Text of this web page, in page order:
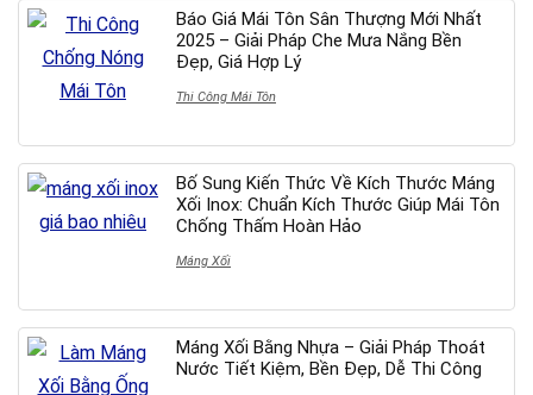
Báo Giá Mái Tôn Sân Thượng Mới Nhất
2025 – Giải Pháp Che Mưa Nắng Bền
Đẹp, Giá Hợp Lý
Thi Công Mái Tôn
Bố Sung Kiến Thức Về Kích Thước Máng
Xối Inox: Chuẩn Kích Thước Giúp Mái Tôn
Chống Thấm Hoàn Hảo
Máng Xối
Máng Xối Bằng Nhựa – Giải Pháp Thoát
Nước Tiết Kiệm, Bền Đẹp, Dễ Thi Công